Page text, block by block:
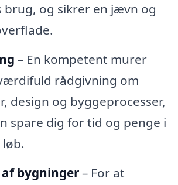
brug, og sikrer en jævn og
– En kompetent murer
rådgivning om
design og byggeprocesser,
spare dig for tid og penge i
bygninger– For at